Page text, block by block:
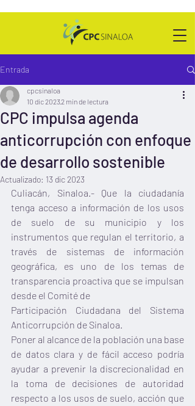
Entrada
CPC impulsa agenda
anticorrupción con enfoque
de desarrollo sostenible
cpcsinaloa
10 dic 20232 min de lectura
Actualizado: 13 dic 2023
Culiacán, Sinaloa.- Que la ciudadanía
tenga acceso a información de los usos
de suelo de su municipio y los
instrumentos que regulan el territorio, a
través de sistemas de información
geográfica, es uno de los temas de
transparencia proactiva que se impulsan
desde el Comité de
Participación Ciudadana del Sistema
Anticorrupción de Sinaloa.
Poner al alcance de la población una base
de datos clara y de fácil acceso podría
ayudar a prevenir la discrecionalidad en
la toma de decisiones de autoridad
respecto a los usos de suelo, acción que